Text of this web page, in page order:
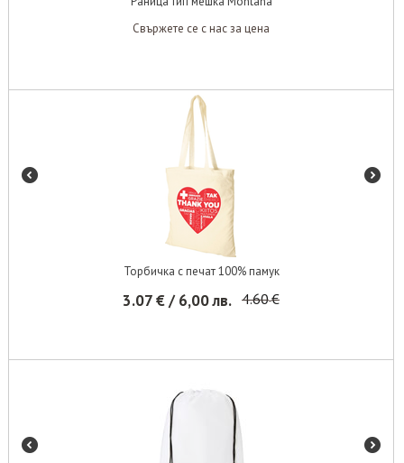
Свържете се с нас за цена
Торбичка с печат 100% памук
3.07€/ 6,00лв. 4.60€